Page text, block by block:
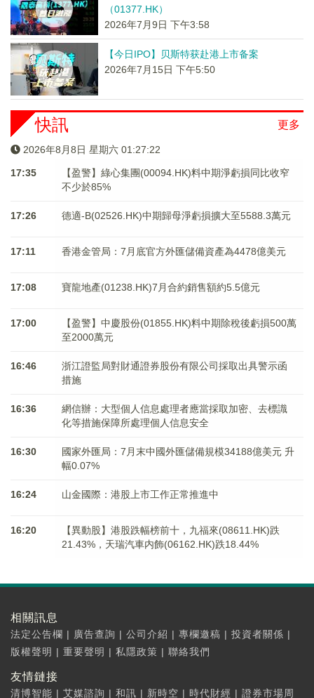
（01377.HK）
2026年7月9日 下午3:58
【今日IPO】贝斯特获赴港上市备案
2026年7月15日 下午5:50
更多
快訊
2026年8月8日 星期六 01:27:23
17:35
【盈警】綠心集團(00094.HK)料中期淨虧損同比收窄
不少於85%
17:26 德適-B(02526.HK)中期歸母淨虧損擴大至5588.3萬元
17:11 香港金管局：7月底官方外匯儲備資產為4478億美元
17:08 寶龍地產(01238.HK)7月合約銷售額約5.5億元
17:00
【盈警】中慶股份(01855.HK)料中期除稅後虧損500萬
至2000萬元
16:46
浙江證監局對財通證券股份有限公司採取出具警示函
措施
16:36
網信辦：大型個人信息處理者應當採取加密、去標識
化等措施保障所處理個人信息安全
16:30
國家外匯局：7月末中國外匯儲備規模34188億美元 升
幅0.07%
16:24 山金國際：港股上市工作正常推進中
16:20
【異動股】港股跌幅榜前十，九福來(08611.HK)跌
21.43%，天瑞汽車内飾(06162.HK)跌18.44%
相關訊息
法定公告欄 | 廣告查詢 | 公司介紹 | 專欄邀稿 | 投資者關係 |
版權聲明 | 重要聲明 | 私隱政策 | 聯絡我們
友情鏈接
清博智能 | 艾媒諮詢 | 和訊 | 新時空 | 時代財經 | 證券市場周